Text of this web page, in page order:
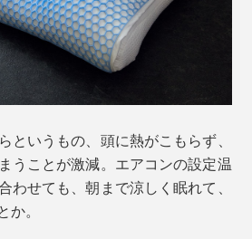
というもの、頭に熱がこもらず、
うことが激減。エアコンの設定温
わせても、朝まで涼しく眠れて、
。